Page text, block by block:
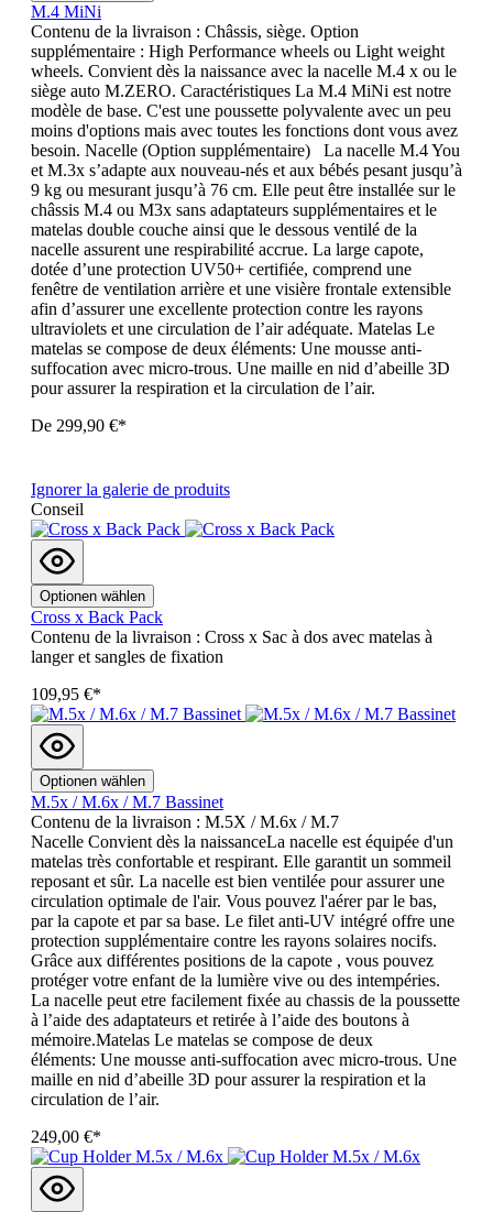
M.4 MiNi
Contenu de la livraison : Châssis, siège. Option
supplémentaire : High Performance wheels ou Light weight
wheels. Convient dès la naissance avec la nacelle M.4 x ou le
siège auto M.ZERO. Caractéristiques La M.4 MiNi est notre
modèle de base. C'est une poussette polyvalente avec un peu
moins d'options mais avec toutes les fonctions dont vous avez
besoin. Nacelle (Option supplémentaire) La nacelle M.4 You
et M.3x s’adapte aux nouveau-nés et aux bébés pesant jusqu’à
9 kg ou mesurant jusqu’à 76 cm. Elle peut être installée sur le
châssis M.4 ou M3x sans adaptateurs supplémentaires et le
matelas double couche ainsi que le dessous ventilé de la
nacelle assurent une respirabilité accrue. La large capote,
dotée d’une protection UV50+ certifiée, comprend une
fenêtre de ventilation arrière et une visière frontale extensible
afin d’assurer une excellente protection contre les rayons
ultraviolets et une circulation de l’air adéquate. Matelas Le
matelas se compose de deux éléments: Une mousse anti-
suffocation avec micro-trous. Une maille en nid d’abeille 3D
pour assurer la respiration et la circulation de l’air.
De 299,90 €*
Ignorer la galerie de produits
Conseil
Optionen wählen
Cross x Back Pack
Contenu de la livraison : Cross x Sac à dos avec matelas à
langer et sangles de fixation
109,95 €*
Optionen wählen
M.5x / M.6x / M.7 Bassinet
Contenu de la livraison : M.5X / M.6x / M.7
Nacelle Convient dès la naissanceLa nacelle est équipée d'un
matelas très confortable et respirant. Elle garantit un sommeil
reposant et sûr. La nacelle est bien ventilée pour assurer une
circulation optimale de l'air. Vous pouvez l'aérer par le bas,
par la capote et par sa base. Le filet anti-UV intégré offre une
protection supplémentaire contre les rayons solaires nocifs.
Grâce aux différentes positions de la capote , vous pouvez
protéger votre enfant de la lumière vive ou des intempéries.
La nacelle peut etre facilement fixée au chassis de la poussette
à l’aide des adaptateurs et retirée à l’aide des boutons à
mémoire.Matelas Le matelas se compose de deux
éléments: Une mousse anti-suffocation avec micro-trous. Une
maille en nid d’abeille 3D pour assurer la respiration et la
circulation de l’air.
249,00 €*